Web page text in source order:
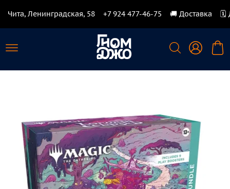
Чита, Ленинградская, 58 +7 924 477-46-75 🚚 Доставка 🗓️